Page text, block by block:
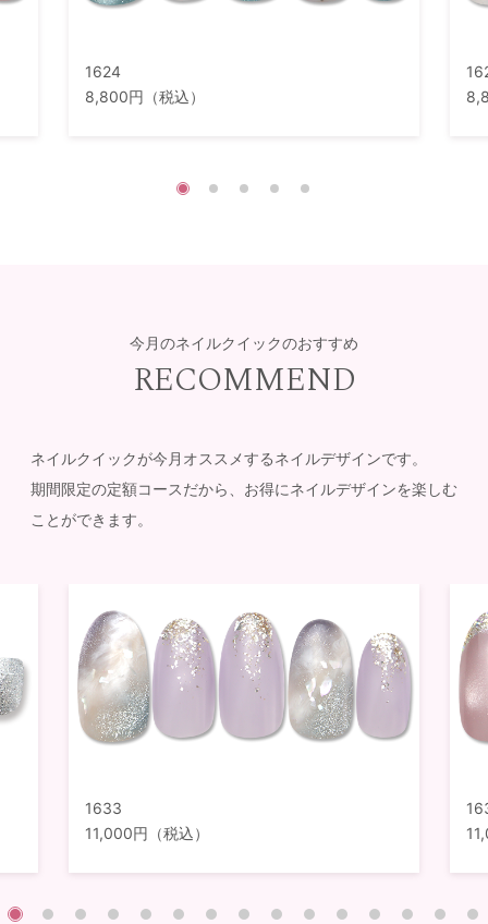
1624
8,800円（税込）
今月のネイルクイックのおすすめ
RECOMMEND
ネイルクイックが今月オススメするネイルデザインです。
期間限定の定額コースだから、お得にネイルデザインを楽しむ
ことができます。
1633
11,000円（税込）